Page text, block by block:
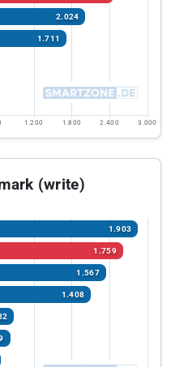
2.024
1.711
1.200 1.800 2.400 3.000
(write)
1.903
1.759
1.567
1.408